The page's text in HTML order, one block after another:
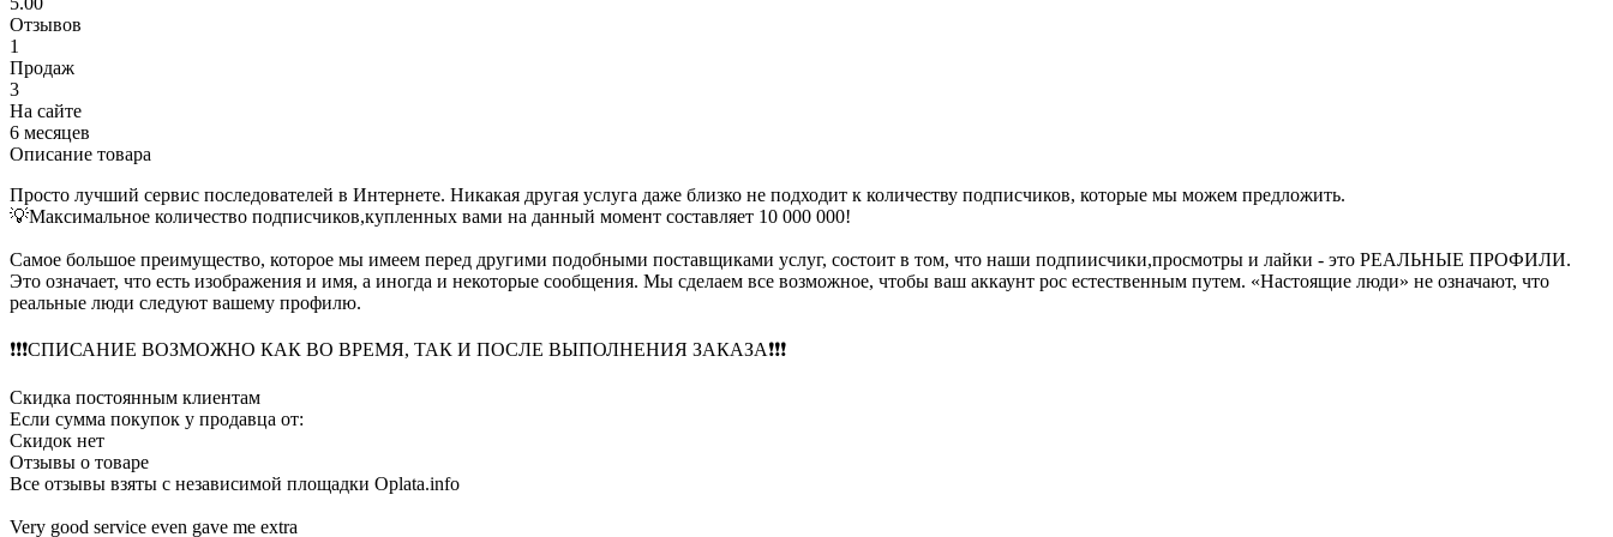
Отзывов
1
Продаж
3
На сайте
6 месяцев
Описание товара
Просто лучший сервис последователей в Интернете. Никакая другая услуга даже близко не подходит к количеству подписчиков, которые мы можем предложить.
💡Максимальное количество подписчиков,купленных вами на данный момент составляет 10 000 000!
Самое большое преимущество, которое мы имеем перед другими подобными поставщиками услуг, состоит в том, что наши подпиисчики,просмотры и лайки - это РЕАЛЬНЫЕ ПРОФИЛИ.
Это означает, что есть изображения и имя, а иногда и некоторые сообщения. Мы сделаем все возможное, чтобы ваш аккаунт рос естественным путем. «Настоящие люди» не означают, что
реальные люди следуют вашему профилю.
❗️❗️❗️СПИСАНИЕ ВОЗМОЖНО КАК ВО ВРЕМЯ, ТАК И ПОСЛЕ ВЫПОЛНЕНИЯ ЗАКАЗА❗️❗️❗️
Скидка постоянным клиентам
Если сумма покупок у продавца от:
Скидок нет
Отзывы о товаре
Все отзывы взяты с независимой площадки Oplata.info
Very good service even gave me extra